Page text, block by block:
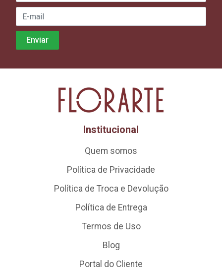
Institucional
Quem somos
Política de Privacidade
Política de Troca e Devolução
Política de Entrega
Termos de Uso
Blog
Portal do Cliente